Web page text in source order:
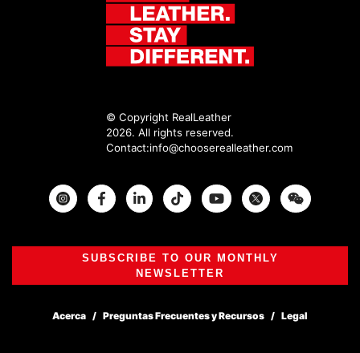
© Copyright RealLeather
2026. All rights reserved.
Contact:info@chooserealleather.com
InstagramFacebook Twitter
SUBSCRIBE TO OUR MONTHLY
NEWSLETTER
Acerca Preguntas Frecuentes y Recursos Legal